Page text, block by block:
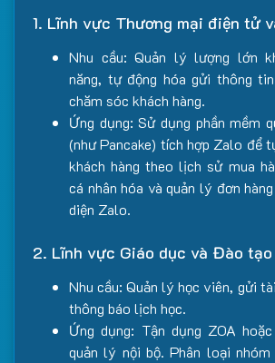
1. Lĩnh vực Thương mại điện tử
Nhu cầu: Quản lý lượng lớn
năng, tự động hóa gửi thông
chăm sóc khách hàng.
Ứng dụng: Sử dụng phần mềm
(như Pancake) tích hợp Zalo để
khách hàng theo lịch sử mua
cá nhân hóa và quản lý đơn
diện Zalo.
2. Lĩnh vực Giáo dục và Đào tạo
Nhu cầu: Quản lý học viên, gửi
thông báo lịch học.
Ứng dụng: Tận dụng ZOA
quản lý nội bộ. Phân loại